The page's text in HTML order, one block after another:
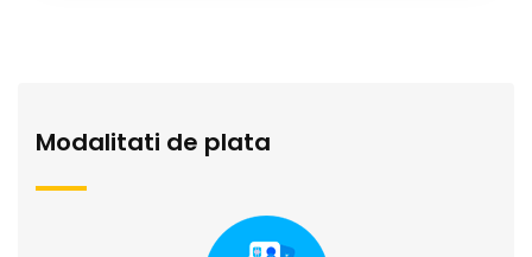
Modalitati de plata